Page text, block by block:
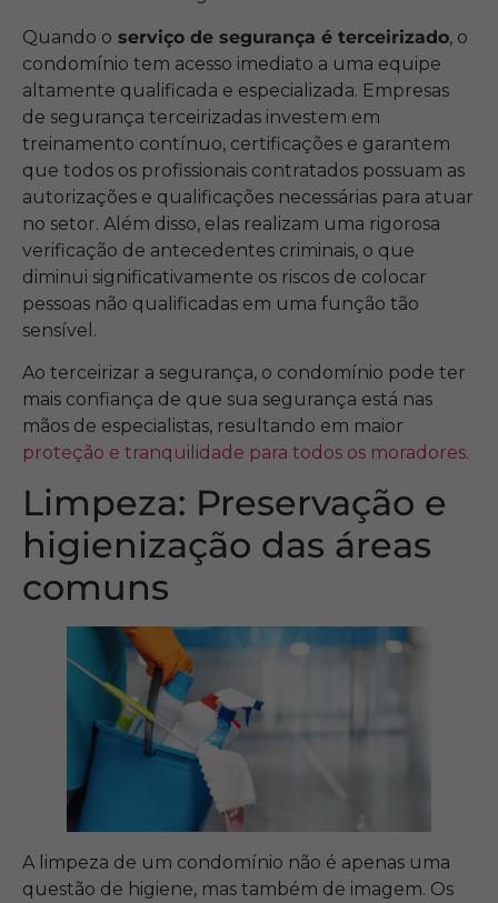
Quando o serviço de segurança é terceirizado, o
condomínio tem acesso imediato a uma equipe
altamente qualificada e especializada. Empresas
de segurança terceirizadas investem em
treinamento contínuo, certificações e garantem
que todos os profissionais contratados possuam as
autorizações e qualificações necessárias para atuar
no setor. Além disso, elas realizam uma rigorosa
verificação de antecedentes criminais, o que
diminui significativamente os riscos de colocar
pessoas não qualificadas em uma função tão
sensível.
Ao terceirizar a segurança, o condomínio pode ter
mais confiança de que sua segurança está nas
mãos de especialistas, resultando em maior
proteção e tranquilidade para todos os moradores.
Limpeza: Preservação e
higienização das áreas
comuns
A limpeza de um condomínio não é apenas uma
questão de higiene, mas também de imagem. Os